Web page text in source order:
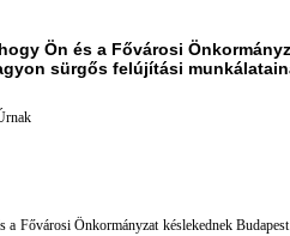
Ön és a Fővárosi
sürgős felújítási
Fővárosi Önkormányzat késlekednek Budapest